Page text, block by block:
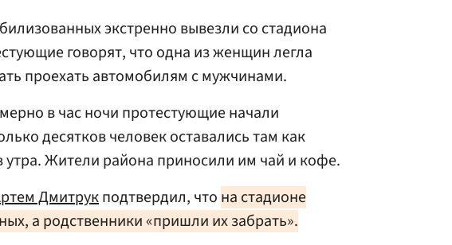
экстренно вывезли со стадиона
говорят, что одна из женщин легла
проехать автомобилям с мужчинами.
в час ночи протестующие начали
десятков человек оставались там как
Жители района приносили им чай и кофе.
Дмитрукподтвердил, что на стадионе
а родственники «пришли их забрать».